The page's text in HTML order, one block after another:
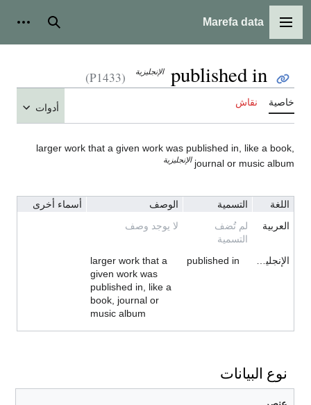
القائمة الرئيسية
Marefa data بحث
published in الإنجليزية (P1433)
خاصية نقاش أدوات
larger work that a given work was published in, like a book,
journal or music album الإنجليزية
اللغة التسمية الوصف
أسماء أخرى
العربية
لم تُضف
التسمية
لا يوجد وصف
الإنجليزية published in
larger work that a
given work was
published in, like a
book, journal or
music album
نوع البيانات